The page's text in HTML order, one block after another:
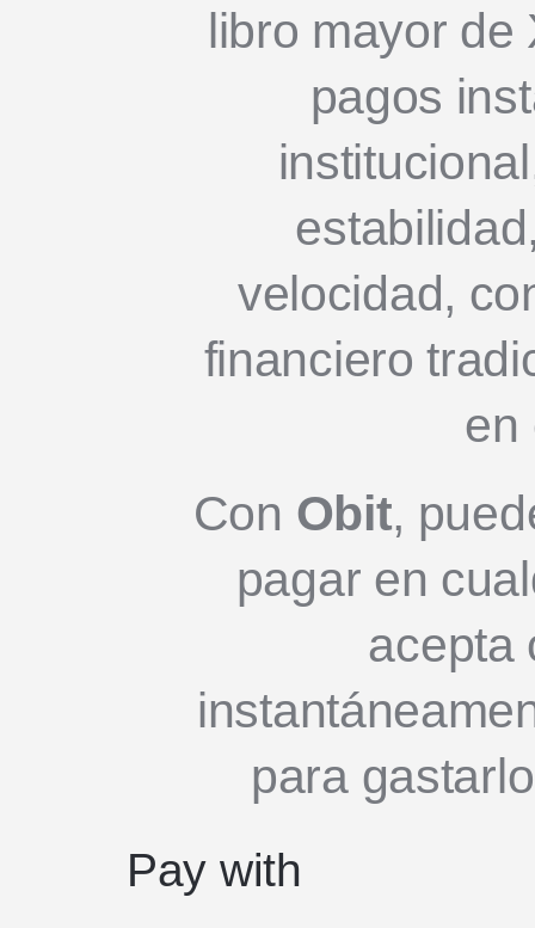
libro mayor de
pagos
velocidad,
financiero
en
Con Obit,
pagar en
acepta
para
Pay with